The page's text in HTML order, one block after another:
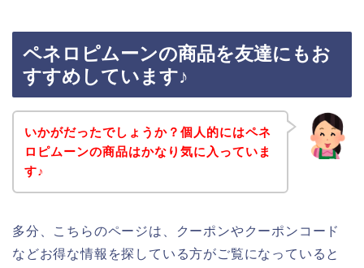
ペネロピムーンの商品を友達にもお
すすめしています♪
いかがだったでしょうか？個人的にはペネ
ロピムーンの商品はかなり気に入っていま
す♪
多分、こちらのページは、クーポンやクーポンコード
などお得な情報を探している方がご覧になっていると